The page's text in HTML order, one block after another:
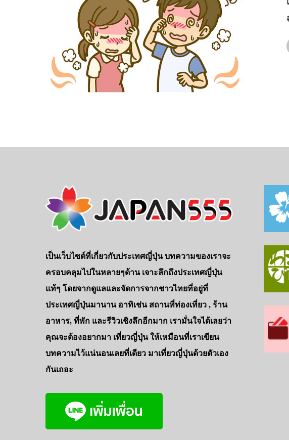
เป็นเว็บไซต์ที่เกี่ยวกับประเทศญี่ปุ่น บทความของเราจะ
ครอบคลุมไปในหลายๆด้าน เจาะลึกถึงประเทศญี่ปุ่น
แท้ๆ โดยจากดูแลและจัดการจากชาวไทยที่อยู่ที่
ประเทศญี่ปุ่นมานาน อาทิเช่น สถานที่ท่องเที่ยว , ร้าน
อาหาร, ที่พัก และรีวิวเชิงลึกอีกมาก เรามั่นใจได้เลยว่า
คุณจะต้องอยากมา เที่ยวญี่ปุ่น ให้เหมือนที่เราเขียน
บทความไว้แน่นอนเลยที่เดียว มาเที่ยวญี่ปุ่นด้วยตัวเอง
กันเถอะ